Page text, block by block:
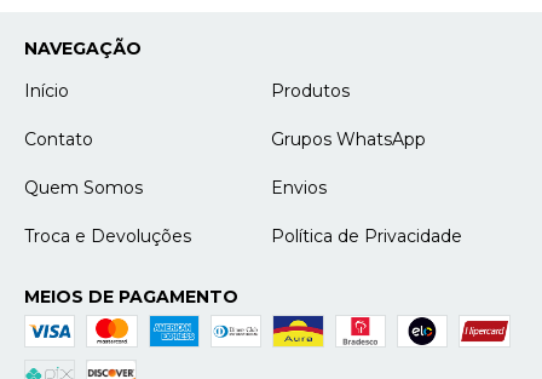
NAVEGAÇÃO
Início
Produtos
Contato Grupos WhatsApp
Quem Somos Envios
Troca e Devoluções Política de Privacidade
MEIOS DE PAGAMENTO